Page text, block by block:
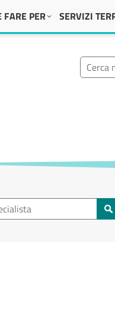
FARE PER SERVIZI
Ricerca